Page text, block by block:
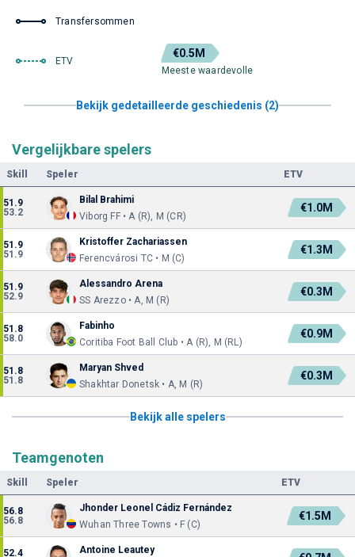
Transfersommen
ETV
€0.5M
Meeste waardevolle
Bekijk gedetailleerde geschiedenis (2)
Vergelijkbare spelers
Skill Speler ETV
51.9
53.2
Bilal Brahimi
Viborg FF • A (R), M (CR)
€1.0M
51.9
51.9
Kristoffer Zachariassen
Ferencvárosi TC • M (C)
€1.3M
51.9
52.9
Alessandro Arena
SS Arezzo • A, M (R)
€0.3M
51.8
58.0
Fabinho
Coritiba Foot Ball Club • A (R), M (RL)
€0.9M
51.8
51.8
Maryan Shved
Shakhtar Donetsk • A, M (R)
€0.3M
Bekijk alle spelers
Teamgenoten
Skill Speler ETV
56.8
56.8
Jhonder Leonel Cádiz Fernández
Wuhan Three Towns • F (C)
€1.5M
52.4
Antoine Leautey